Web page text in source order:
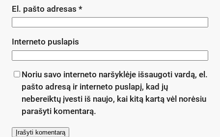
El. pašto adresas *
Interneto puslapis
Noriu savo interneto naršyklėje išsaugoti vardą, el.
pašto adresą ir interneto puslapį, kad jų
nebereiktų įvesti iš naujo, kai kitą kartą vėl norėsiu
parašyti komentarą.